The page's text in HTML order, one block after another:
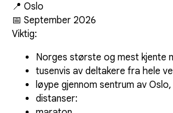
📍 Oslo
📅 September 2026
Viktig:
Norges største og mest kjente
tusenvis av deltakere fra hele
løype gjennom sentrum av Oslo,
distanser: